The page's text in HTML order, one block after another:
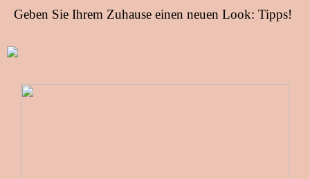
Geben Sie Ihrem Zuhause einen neuen Look: Tipps!